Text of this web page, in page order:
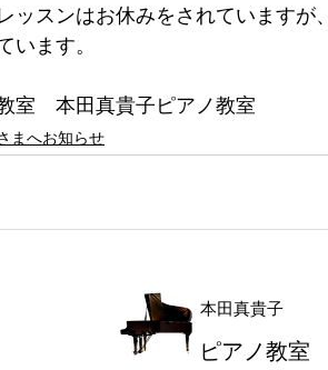
ッスンはお休みをされていますが
います。
室　本田真貴子ピアノ教室
まへお知らせ
本田真貴子
ピアノ教室